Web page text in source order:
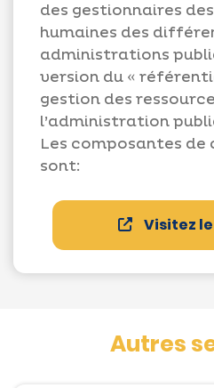
des gestionnaires
humaines des
administrations
version du «
gestion des
l’administration
Les composantes
sont:
Visitez
Autres